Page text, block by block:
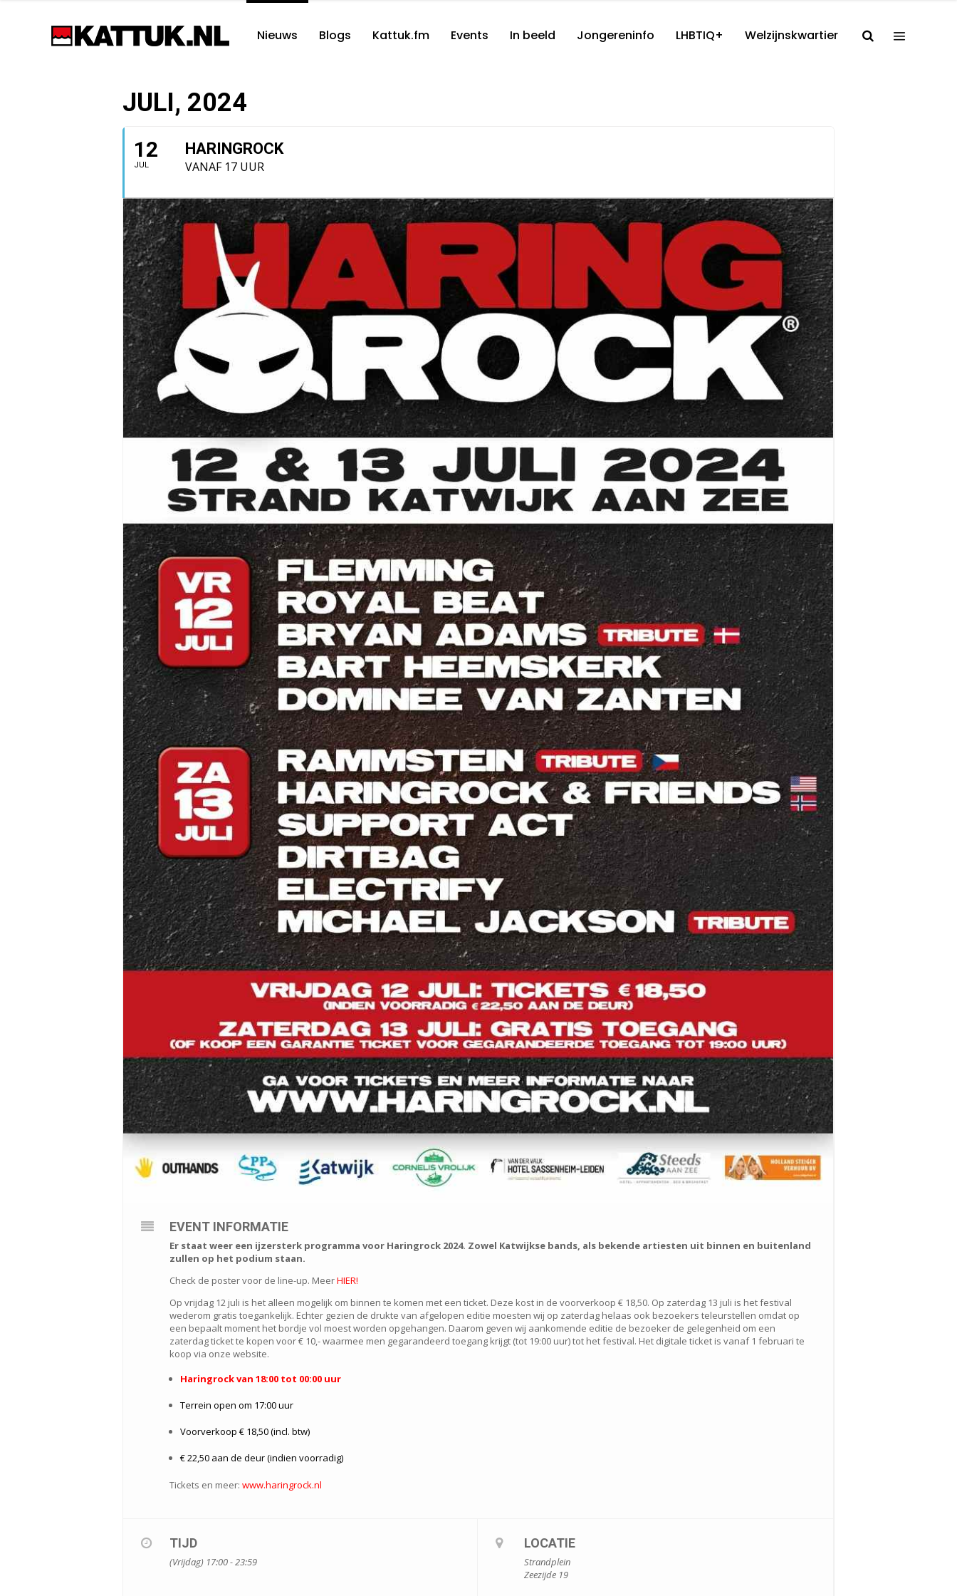
Nieuws Blogs Kattuk.fm Events In beeld Jongereninfo LHBTIQ+ Welzijnskwartier
JULI, 2024
12
JUL
HARINGROCK
VANAF 17 UUR
EVENT INFORMATIE
Er staat weer een ijzersterk programma voor Haringrock 2024. Zowel Katwijkse bands, als bekende artiesten uit binnen en buitenland
zullen op het podium staan.
Check de poster voor de line-up. MeerHIER!
Op vrijdag 12 juli is het alleen mogelijk om binnen te komen met een ticket. Deze kost in de voorverkoop € 18,50. Op zaterdag 13 juli is het festival
wederom gratis toegankelijk. Echter gezien de drukte van afgelopen editie moesten wij op zaterdag helaas ook bezoekers teleurstellen omdat op
een bepaalt moment het bordje vol moest worden opgehangen. Daarom geven wij aankomende editie de bezoeker de gelegenheid om een
zaterdag ticket te kopen voor € 10,- waarmee men gegarandeerd toegang krijgt (tot 19:00 uur) tot het festival. Het digitale ticket is vanaf 1 februari te
koop via onze website.
Haringrock van 18:00 tot 00:00 uur
Terrein open om 17:00 uur
Voorverkoop € 18,50 (incl. btw)
€ 22,50 aan de deur (indien voorradig)
Tickets en meer: www.haringrock.nl
TIJD
(Vrijdag) 17:00 - 23:59
LOCATIE
Strandplein
Zeezijde 19